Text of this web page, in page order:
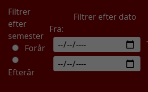
Filtrer
efter
semester
Forår
Efterår
Filtrer efter dato
Fra: